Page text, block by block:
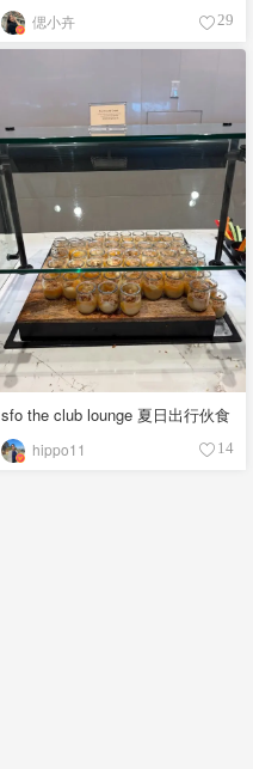
偲小卉 29
sfo the club lounge 夏日出行伙食
hippo11 14